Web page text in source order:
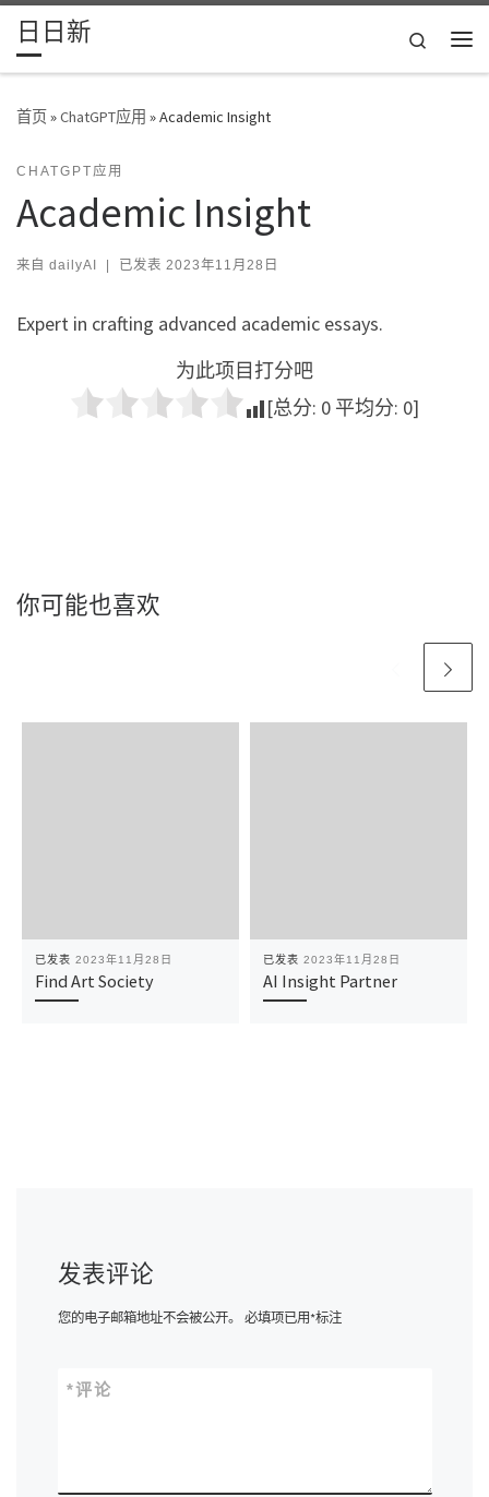
Skip to content
日日新
Search
首页»ChatGPT应用 »Academic Insight
CHATGPT应用
Academic Insight
来自 dailyAI | 已发表 2023年11月28日
Expert in crafting advanced academic essays.
为此项目打分吧
[总分: 0 平均分: 0]
你可能也喜欢
已发表 2023年11月28日
Find Art Society
已发表 2023年11月28日
AI Insight Partner
发表评论
您的电子邮箱地址不会被公开。 必填项已用*标注
评论
*